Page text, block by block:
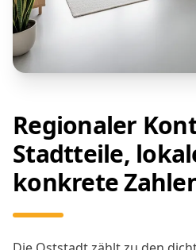
Regionaler
Stadtteile,
konkrete